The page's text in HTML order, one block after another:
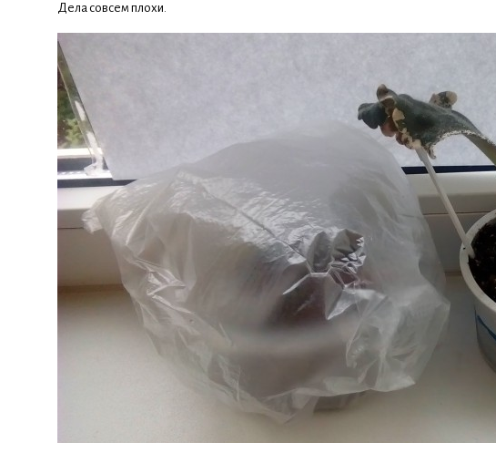
Дела совсем плохи.